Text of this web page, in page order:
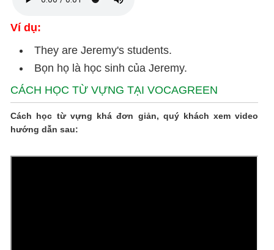
Ví dụ:
They are Jeremy's students.
Bọn họ là học sinh của Jeremy.
CÁCH HỌC TỪ VỰNG TẠI VOCAGREEN
Cách học từ vựng khá đơn giản, quý khách xem video
hướng dẫn sau: